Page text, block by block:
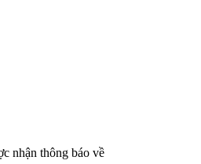
nhận thông báo về